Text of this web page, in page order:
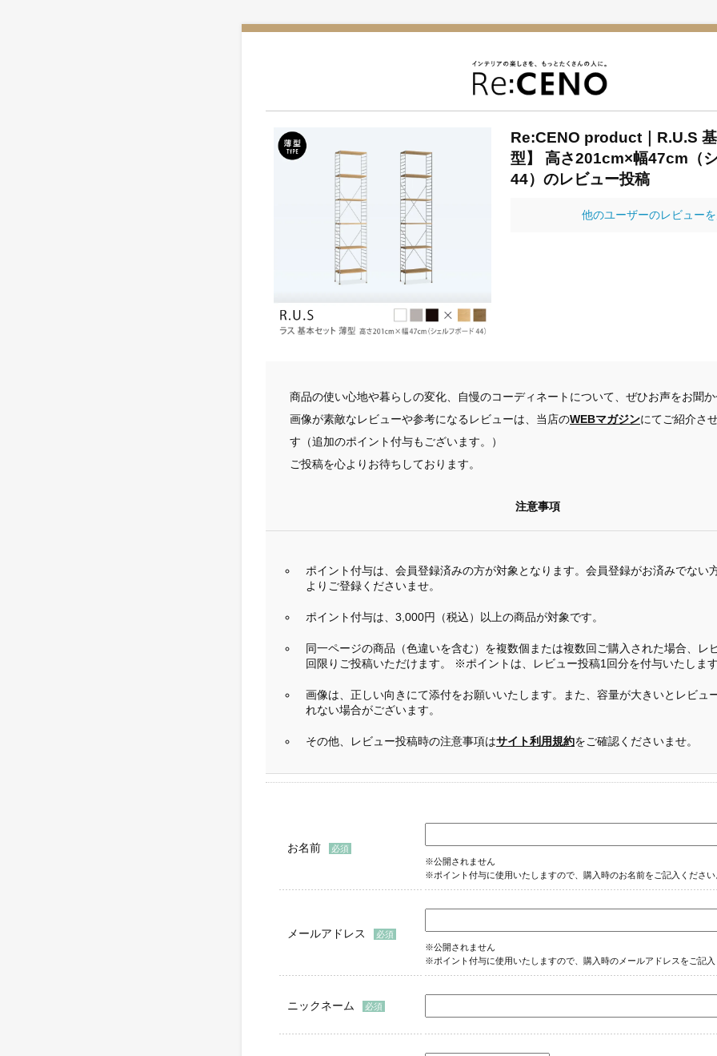
Re:CENO product｜R.U.S
型】 高さ201cm×幅47cm（
44）のレビュー投稿
他のユーザーのレビュー
商品の使い心地や暮らしの変化、自慢のコーディネートについて、ぜひお声をお聞か
画像が素敵なレビューや参考になるレビューは、当店のWEBマガジンにてご紹介さ
す（追加のポイント付与もございます。）
ご投稿を心よりお待ちしております。
注意事項
ポイント付与は、会員登録済みの方が対象となります。会員登録がお済みでない
よりご登録くださいませ。
ポイント付与は、3,000円（税込）以上の商品が対象です。
同一ページの商品（色違いを含む）を複数個または複数回ご購入された場合、レ
回限りご投稿いただけます。 ※ポイントは、レビュー投稿1回分を付与いたします
画像は、正しい向きにて添付をお願いいたします。また、容量が大きいとレビュ
れない場合がございます。
その他、レビュー投稿時の注意事項はサイト利用規約をご確認くださいませ。
お名前
※公開されません
※ポイント付与に使用いたしますので、購入時のお名前をご記入ください
メールアドレス
※公開されません
※ポイント付与に使用いたしますので、購入時のメールアドレスをご記入
ニックネーム